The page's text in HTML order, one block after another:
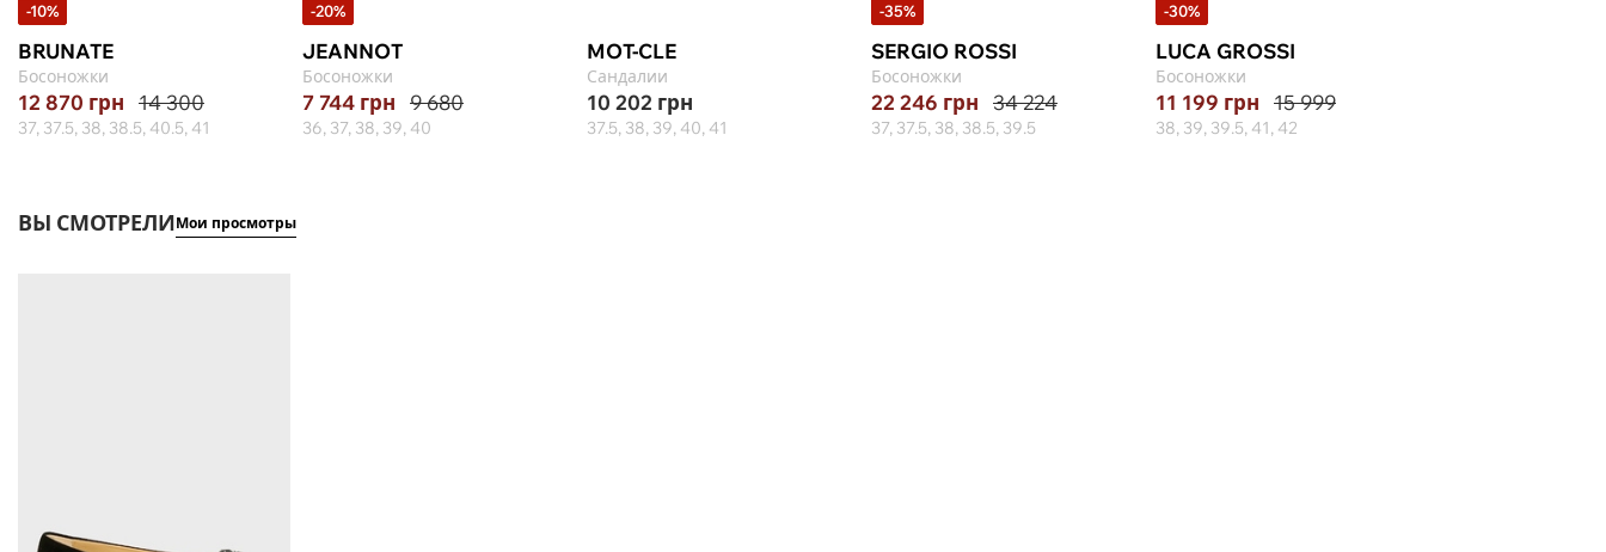
-10%
BRUNATE
Босоножки
12 870 грн 14 300
37, 37.5, 38, 38.5, 40.5, 41
-20%
JEANNOT
Босоножки
7 744 грн 9 680
36, 37, 38, 39, 40
MOT-CLE
Сандалии
10 202 грн
37.5, 38, 39, 40, 41
-35%
SERGIO ROSSI
Босоножки
22 246 грн 34 224
37, 37.5, 38, 38.5, 39.5
-30%
LUCA GROSSI
Босоножки
11 199 грн 15 999
38, 39, 39.5, 41, 42
ВЫ СМОТРЕЛИМои просмотры